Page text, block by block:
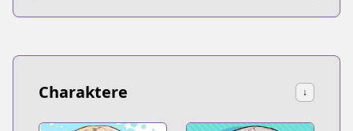
Charaktere ↓